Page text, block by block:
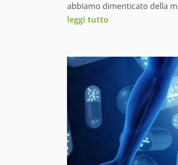
abbiamo dimenticato della
leggi tutto